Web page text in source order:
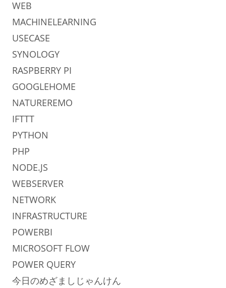
WEB
MACHINELEARNING
USECASE
SYNOLOGY
RASPBERRY PI
GOOGLEHOME
NATUREREMO
IFTTT
PYTHON
PHP
NODE.JS
WEBSERVER
NETWORK
INFRASTRUCTURE
POWERBI
MICROSOFT FLOW
POWER QUERY
今日のめざましじゃんけん